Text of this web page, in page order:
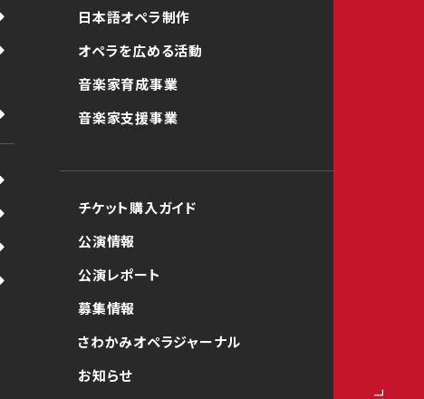
日本語オペラ制作
オペラを広める活動
音楽家育成事業
音楽家支援事業
チケット購入ガイド
公演情報
公演レポート
募集情報
さわかみオペラジャーナル
お知らせ